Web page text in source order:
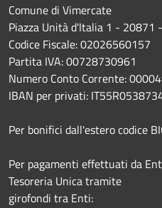
Comune di Vimercate
Piazza Unità d'Italia 1 - 20871
Codice Fiscale: 02026560157
Partita IVA: 00728730961
Numero Conto Corrente:
IBAN per privati:
Per bonifici dall'estero codice
Per pagamenti effettuati da
Tesoreria Unica tramite
girofondi tra Enti: